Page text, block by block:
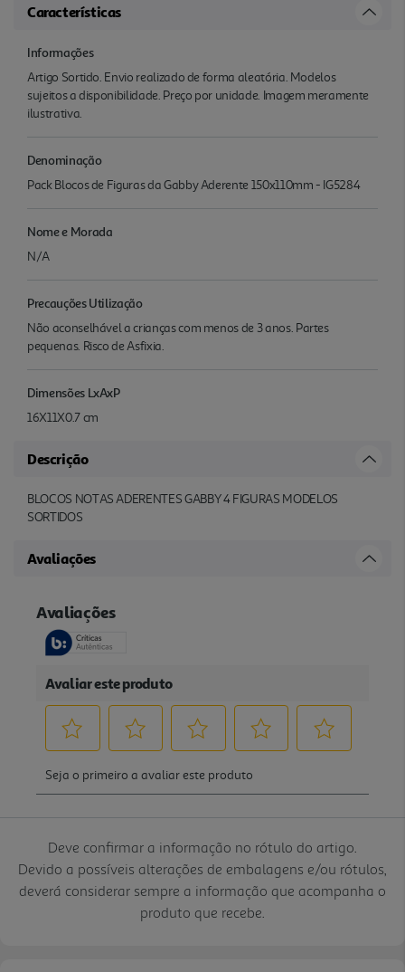
Características
Informações
Artigo Sortido. Envio realizado de forma aleatória. Modelos
sujeitos a disponibilidade. Preço por unidade. Imagem meramente
ilustrativa.
Denominação
Pack Blocos de Figuras da Gabby Aderente 150x110mm - IG5284
Nome e Morada
N/A
Precauções Utilização
Não aconselhável a crianças com menos de 3 anos. Partes
pequenas. Risco de Asfixia.
Dimensões LxAxP
16X11X0.7 cm
Descrição
BLOCOS NOTAS ADERENTES GABBY 4 FIGURAS MODELOS
SORTIDOS
Avaliações
Deve confirmar a informação no rótulo do artigo.
Devido a possíveis alterações de embalagens e/ou rótulos,
deverá considerar sempre a informação que acompanha o
produto que recebe.